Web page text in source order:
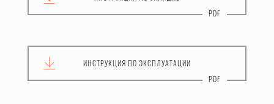
ИНСТРУКЦИЯ ПО ЭКСПЛУАТАЦИИ